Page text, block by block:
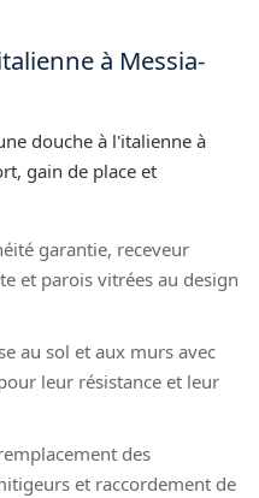
à Messia-
douche à l'italienne à
gain de place et
garantie, receveur
et parois vitrées au design
au sol et aux murs avec
leur résistance et leur
des
et raccordement de